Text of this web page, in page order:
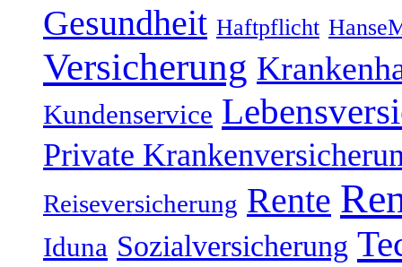
Gesundheit Haftpflicht
Versicherung
Kundenservice
Private
Reiseversicherung Rente
Iduna Sozialversicherung